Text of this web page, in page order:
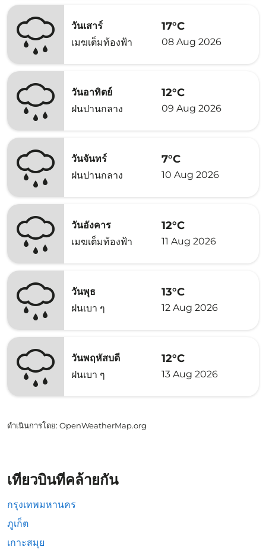
วันเสาร์
เมฆเต็มท้องฟ้า
17°C
08 Aug 2026
วันอาทิตย์
ฝนปานกลาง
12°C
09 Aug 2026
วันจันทร์
ฝนปานกลาง
7°C
10 Aug 2026
วันอังคาร
เมฆเต็มท้องฟ้า
12°C
11 Aug 2026
วันพุธ
ฝนเบา ๆ
13°C
12 Aug 2026
วันพฤหัสบดี
ฝนเบา ๆ
12°C
13 Aug 2026
ดำเนินการโดย: OpenWeatherMap.org
เที่ยวบินที่คล้ายกัน
กรุงเทพมหานคร
ภูเก็ต
เกาะสมุย